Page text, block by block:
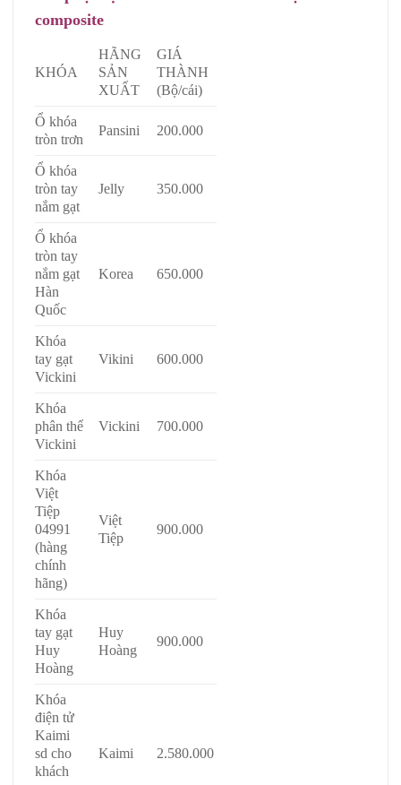
composite
KHÓA
HÃNG
SẢN
XUẤT
GIÁ
THÀNH
(Bộ/cái)
Ổ khóa
tròn trơn
Pansini 200.000
Ổ khóa
tròn tay
nắm gạt
Jelly 350.000
Ổ khóa
tròn tay
nắm gạt
Hàn
Quốc
Korea 650.000
Khóa
tay gạt
Vickini
Vikini 600.000
Khóa
phân thể
Vickini
Vickini 700.000
Khóa
Việt
Tiệp
04991
(hàng
chính
hãng)
Việt
Tiệp
900.000
Khóa
tay gạt
Huy
Hoàng
Huy
Hoàng
900.000
Khóa
điện tử
Kaimi
sd cho
khách
Kaimi 2.580.000